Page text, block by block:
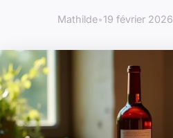
Mathilde•19 février 2026